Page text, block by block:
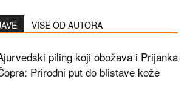
VIŠE OD AUTORA
piling koji obožava i Prijanka
Prirodni put do blistave kože